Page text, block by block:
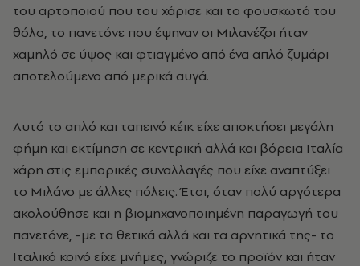
του αρτοποιού που του χάρισε και το φουσκωτό του
θόλο, το πανετόνε που έψηναν οι Μιλανέζοι ήταν
χαμηλό σε ύψος και φτιαγμένο από ένα απλό ζυμάρι
αποτελούμενο από μερικά αυγά.
Αυτό το απλό και ταπεινό κέικ είχε αποκτήσει μεγάλη
φήμη και εκτίμηση σε κεντρική αλλά και βόρεια Ιταλία
χάρη στις εμπορικές συναλλαγές που είχε αναπτύξει
το Μιλάνο με άλλες πόλεις. Έτσι, όταν πολύ αργότερα
ακολούθησε και η βιομηχανοποιημένη παραγωγή του
πανετόνε, -με τα θετικά αλλά και τα αρνητικά της- το
Ιταλικό κοινό είχε μνήμες, γνώριζε το προϊόν και ήταν